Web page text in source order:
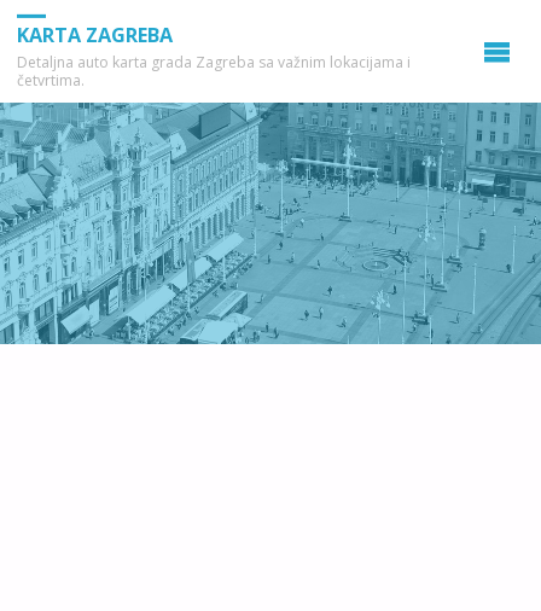
KARTA ZAGREBA
Detaljna auto karta grada Zagreba sa važnim lokacijama i
četvrtima.